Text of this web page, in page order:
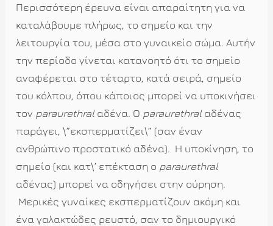
Περισσότερη έρευνα είναι απαραίτητη για να
καταλάβουμε πλήρως, το σημείο και την
λειτουργία του, μέσα στο γυναικείο σώμα. Αυτήν
την περίοδο γίνεται κατανοητό ότι το σημείο
αναφέρεται στο τέταρτο, κατά σειρά, σημείο
του κόλπου, όπου κάποιος μπορεί να υποκινήσει
τον paraurethralαδένα. Ο paraurethralαδένας
παράγει, \”εκσπερματίζει\” (σαν έναν
ανθρώπινο προστατικό αδένα). Η υποκίνηση, το
σημείο (και κατ\’ επέκταση ο paraurethral
αδένας) μπορεί να οδηγήσει στην ούρηση.
Μερικές γυναίκες εκσπερματίζουν ακόμη και
ένα γαλακτώδες ρευστό, σαν το δημιουργικό